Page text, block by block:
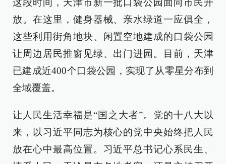
这段时间，天津市新一批口袋公园面向市民开
放。在这里，健身器械、亲水绿道一应俱全，
这些利用街角地块、闲置空地建成的口袋公园
让周边居民推窗见绿、出门进园。目前，天津
已建成近400个口袋公园，实现了从零星分布到
全域覆盖。
让人民生活幸福是“国之大者”。党的十八大以
来，以习近平同志为核心的党中央始终把人民
放在心中最高位置。习近平总书记心系民生、